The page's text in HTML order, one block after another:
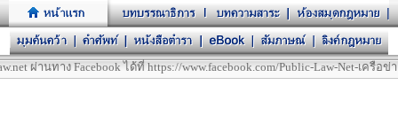
านทาง Facebook ได้ที่ https://www.facebook.com/Public-Law-Net-เครือข่ายก